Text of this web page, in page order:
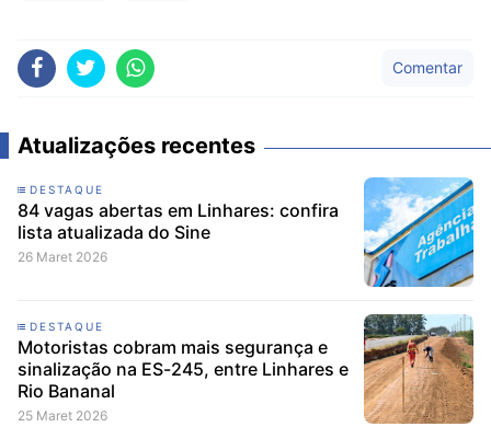
Comentar
Atualizações recentes
DESTAQUE
84 vagas abertas em Linhares: confira
lista atualizada do Sine
26 Maret 2026
DESTAQUE
Motoristas cobram mais segurança e
sinalização na ES-245, entre Linhares e
Rio Bananal
25 Maret 2026